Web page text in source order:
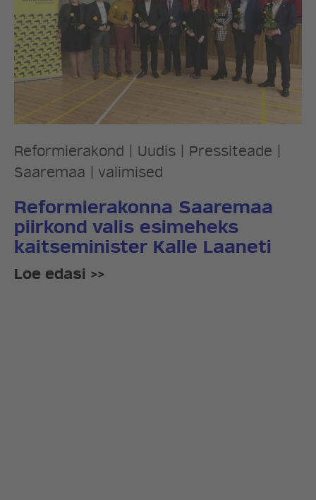
Reformierakond Uudis Pressiteade
Saaremaa
valimised
Reformierakonna Saaremaa
piirkond valis esimeheks
kaitseminister Kalle Laaneti
Loe edasi >>